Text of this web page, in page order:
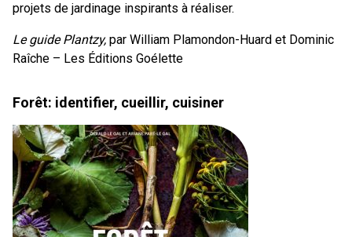
projets de jardinage inspirants à réaliser.
Le guide Plantzy, par William Plamondon-Huard et Dominic
Raîche – Les Éditions Goélette
Forêt: identifier, cueillir, cuisiner